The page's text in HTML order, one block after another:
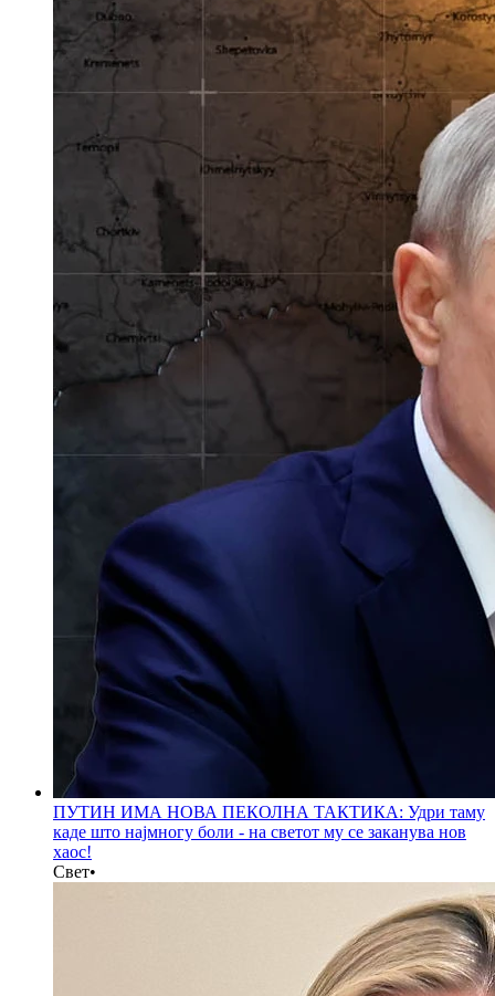
ПУТИН ИМА НОВА ПЕКОЛНА ТАКТИКА: Удри таму
каде што најмногу боли - на светот му се заканува нов
хаос!
Свет•